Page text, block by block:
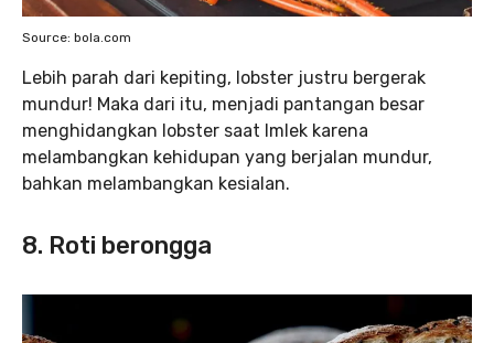
Source: bola.com
Lebih parah dari kepiting, lobster justru bergerak
mundur! Maka dari itu, menjadi pantangan besar
menghidangkan lobster saat Imlek karena
melambangkan kehidupan yang berjalan mundur,
bahkan melambangkan kesialan.
8. Roti berongga